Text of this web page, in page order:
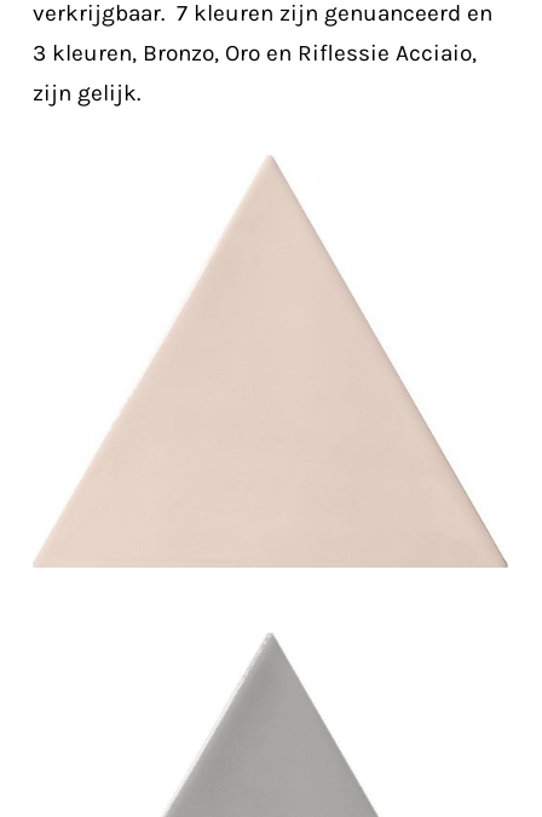
verkrijgbaar. 7 kleuren zijn genuanceerd en
3 kleuren, Bronzo, Oro en Riflessie Acciaio,
zijn gelijk.